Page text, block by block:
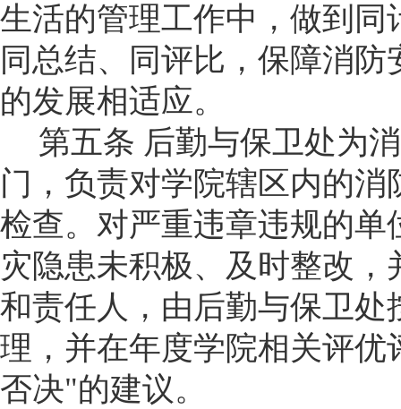
生活的管理工作中，做到
同总结、同评比，保障消
的发展相适应。
第五条 后勤与保卫处为
门，负责对学院辖区内的消
检查。对严重违章违规的
灾隐患未积极、及时整改
和责任人，由后勤与保卫处
理，并在年度学院相关评优
否决"的建议。